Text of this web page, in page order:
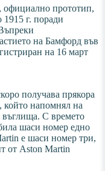
официално прототип,
1915 г. поради
на Бамфорд във
на 16 март
получава прякора
който напомнял на
С времето
шаси номер едно
е шаси номер три,
от Aston Martin